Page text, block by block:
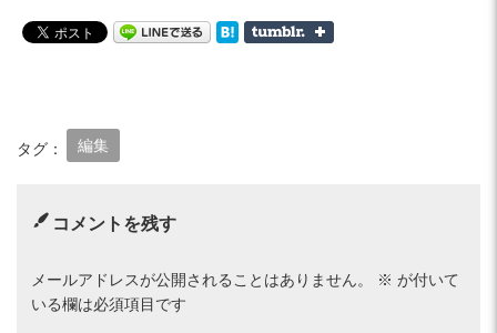
タグ： 編集
コメントを残す
メールアドレスが公開されることはありません。 ※ が付いて
いる欄は必須項目です